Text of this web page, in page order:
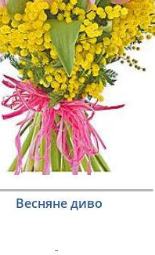
Весняне диво